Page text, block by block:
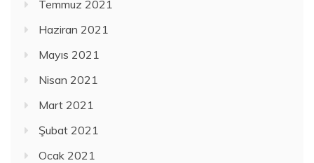
Temmuz 2021
Haziran 2021
Mayıs 2021
Nisan 2021
Mart 2021
Şubat 2021
Ocak 2021